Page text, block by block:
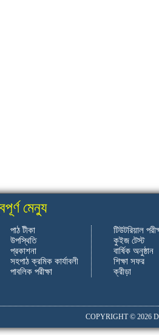
মেন্যু
পাঠ টীকা
উপস্থিতি
প্রকাশনা
সহপাঠ ক্রমিক কার্যাবলী
পাবলিক পরীক্ষা
টিউটরিয়াল
কুইজ টেস্ট
বার্ষিক অনুষ্ঠান
শিক্ষা সফর
ক্রীড়া
COPYRIGHT © 2026